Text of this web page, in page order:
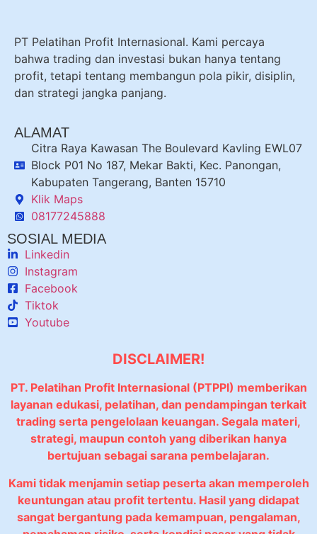
PT Pelatihan Profit Internasional. Kami percaya
bahwa trading dan investasi bukan hanya tentang
profit, tetapi tentang membangun pola pikir, disiplin,
dan strategi jangka panjang.
ALAMAT
Citra Raya Kawasan The Boulevard Kavling EWL07
Block P01 No 187, Mekar Bakti, Kec. Panongan,
Kabupaten Tangerang, Banten 15710
Klik Maps
08177245888
SOSIAL MEDIA
Linkedin
Instagram
Facebook
Tiktok
Youtube
DISCLAIMER!
PT. Pelatihan Profit Internasional (PTPPI) memberikan
layanan edukasi, pelatihan, dan pendampingan terkait
trading serta pengelolaan keuangan. Segala materi,
strategi, maupun contoh yang diberikan hanya
bertujuan sebagai sarana pembelajaran.
Kami tidak menjamin setiap peserta akan memperoleh
keuntungan atau profit tertentu. Hasil yang didapat
sangat bergantung pada kemampuan, pengalaman,